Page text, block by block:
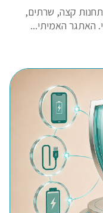
קצה, שרתים,
האתגר האמיתי...